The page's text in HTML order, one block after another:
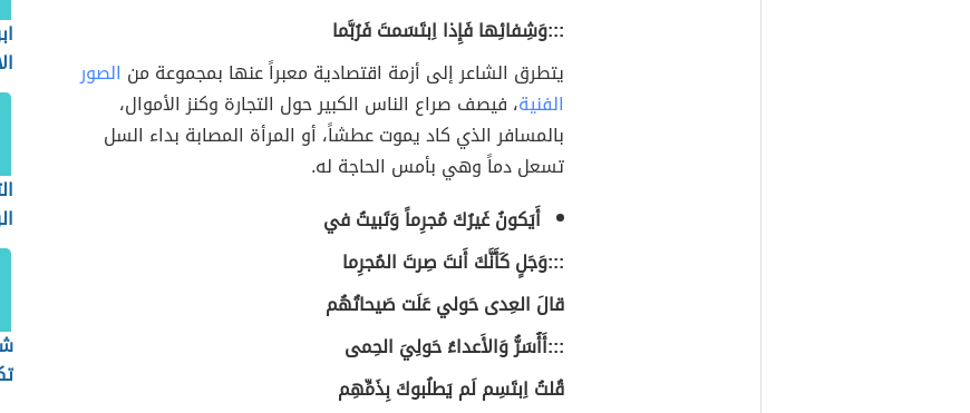
:::وَشِفائِها فَإِذا اِبتَسَمتَ فَرُبَّما
يتطرق الشاعر إلى أزمة اقتصادية معبراً عنها بمجموعة من الصور
الفنية، فيصف صراع الناس الكبير حول التجارة وكنز الأموال،
بالمسافر الذي كاد يموت عطشاً، أو المرأة المصابة بداء السل
تسعل دماً وهي بأمس الحاجة له.
أَيَكونُ غَيرُكَ مُجرِماً وَتَبيتُ في
:::وَجَلٍ كَأَنَّكَ أَنتَ صِرتَ المُجرِما
قالَ العِدى حَولي عَلَت صَيحاتُهُم
:::أَأُسَرُّ وَالأَعداءُ حَولِيَ الحِمى
قُلتُ اِبتَسِم لَم يَطلُبوكَ بِذَمِّهِم